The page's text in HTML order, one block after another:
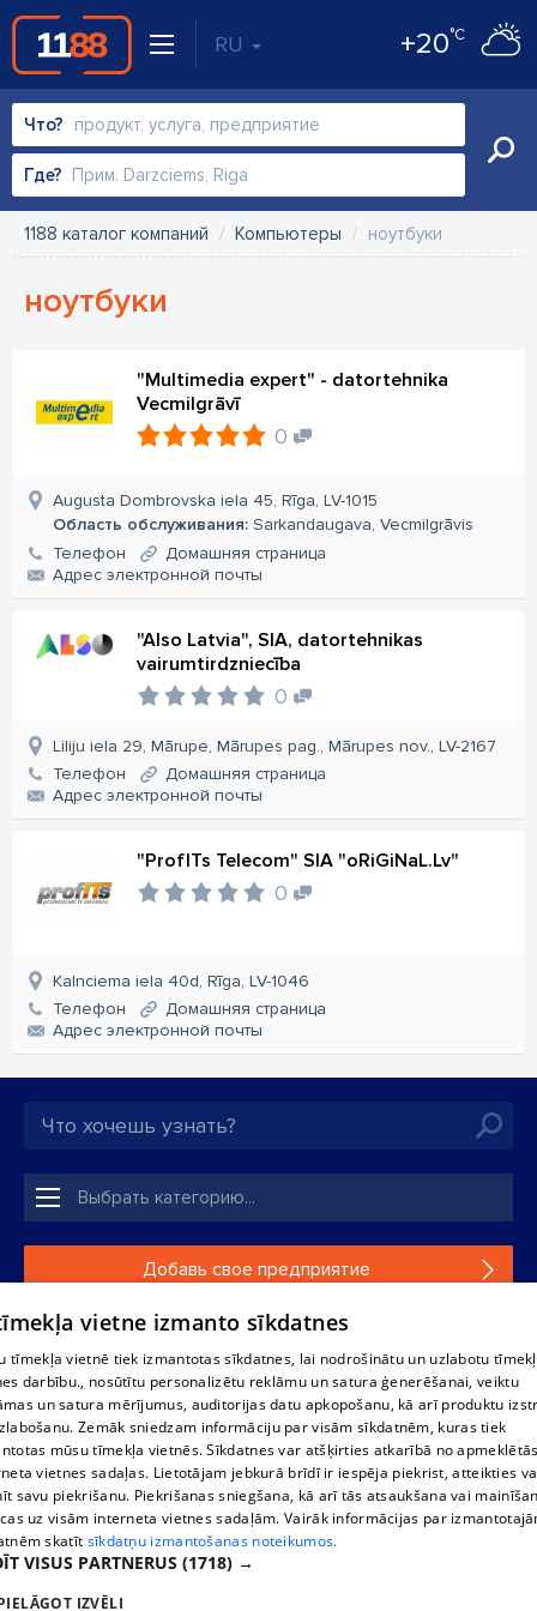
RU +20°C
Что?
Где?
1188 каталог компаний Компьютеры ноутбуки
ноутбуки
"Multimedia expert" - datortehnika
Vecmilgrāvī
0
Augusta Dombrovska iela 45, Rīga, LV-1015
Область обслуживания: Sarkandaugava, Vecmilgrāvis
Телефон
Домашняя страница
Aдрес электронной почты
"Also Latvia", SIA, datortehnikas
vairumtirdzniecība
0
Liliju iela 29, Mārupe, Mārupes pag., Mārupes nov., LV-2167
Телефон
Домашняя страница
Aдрес электронной почты
"ProfITs Telecom" SIA "oRiGiNaL.Lv"
0
Kalnciema iela 40d, Rīga, LV-1046
Телефон
Домашняя страница
Aдрес электронной почты
Добавь свое предприятие
Если твоего предприятия нет в нашей базе данных,
Полное или частичное распространение или копирование
информации из баз данных 1188 в любой форме строго
запрещено. Также запрещается автоматическое
скачивание информации. Перепубликация любого
материала, опубликованного на сайте 1188 , возможна
только с согласия редакции сайта 1188.
Служба помощи портала: э-почта -
vietne izmanto sīkdatnes
tīmekļa vietnē tiek izmantotas sīkdatnes, lai nodrošinātu un uzlabotu
darbību., nosūtītu personalizētu reklāmu un satura ģenerēšanai, veiktu
un satura mērījumus, auditorijas datu apkopošanu, kā arī produktu
Zemāk sniedzam informāciju par visām sīkdatnēm, kuras tiek
mūsu tīmekļa vietnēs. Sīkdatnes var atšķirties atkarībā no
vietnes sadaļas. Lietotājam jebkurā brīdī ir iespēja piekrist, atteikties
savu piekrišanu. Piekrišanas sniegšana, kā arī tās atsaukšana vai
uz visām interneta vietnes sadaļām. Vairāk informācijas par
skatīt sīkdatņu izmantošanas noteikumos.
VISUS PARTNERUS (1718) →
IZVĒLI